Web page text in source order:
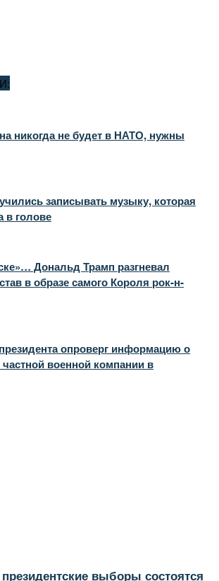
никогда не будет в НАТО, нужны
записывать музыку, которая
в голове
Дональд Трамп разгневал
в образе самого Короля рок-н-
опроверг информацию о
частной военной компании в
выборы состоятся